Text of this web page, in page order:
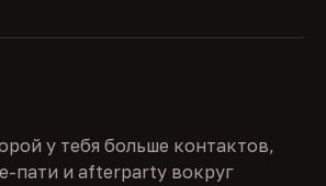
у тебя больше контактов,
пати и afterparty вокруг